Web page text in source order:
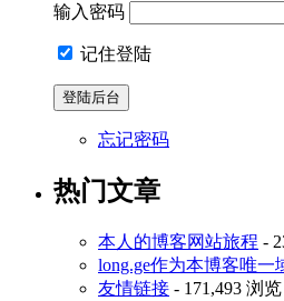
输入密码
记住登陆
忘记密码
热门文章
本人的博客网站旅程 -
long.ge作为本博客唯一
友情链接 - 171,493 浏览